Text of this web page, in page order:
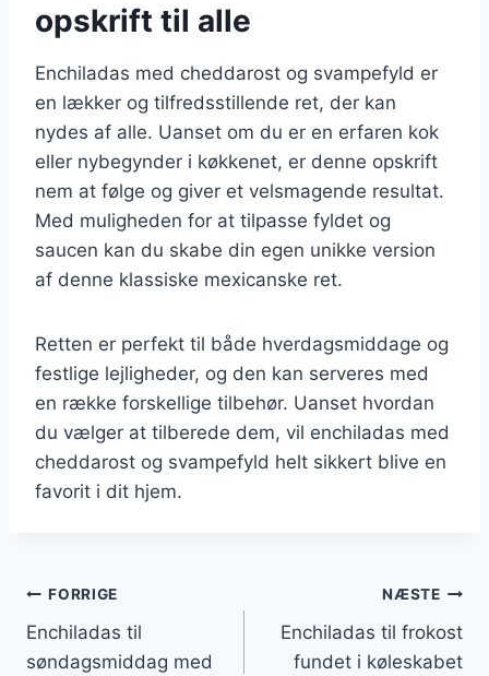
opskrift til alle
Enchiladas med cheddarost og svampefyld er
en lækker og tilfredsstillende ret, der kan
nydes af alle. Uanset om du er en erfaren kok
eller nybegynder i køkkenet, er denne opskrift
nem at følge og giver et velsmagende resultat.
Med muligheden for at tilpasse fyldet og
saucen kan du skabe din egen unikke version
af denne klassiske mexicanske ret.
Retten er perfekt til både hverdagsmiddage og
festlige lejligheder, og den kan serveres med
en række forskellige tilbehør. Uanset hvordan
du vælger at tilberede dem, vil enchiladas med
cheddarost og svampefyld helt sikkert blive en
favorit i dit hjem.
Indlægsnavigation
FORRIGE
Enchiladas til
søndagsmiddag med
NÆSTE
Enchiladas til frokost
fundet i køleskabet